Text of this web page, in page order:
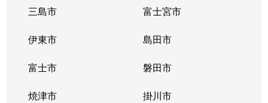
三島市 富士宮市
伊東市 島田市
富士市 磐田市
焼津市 掛川市